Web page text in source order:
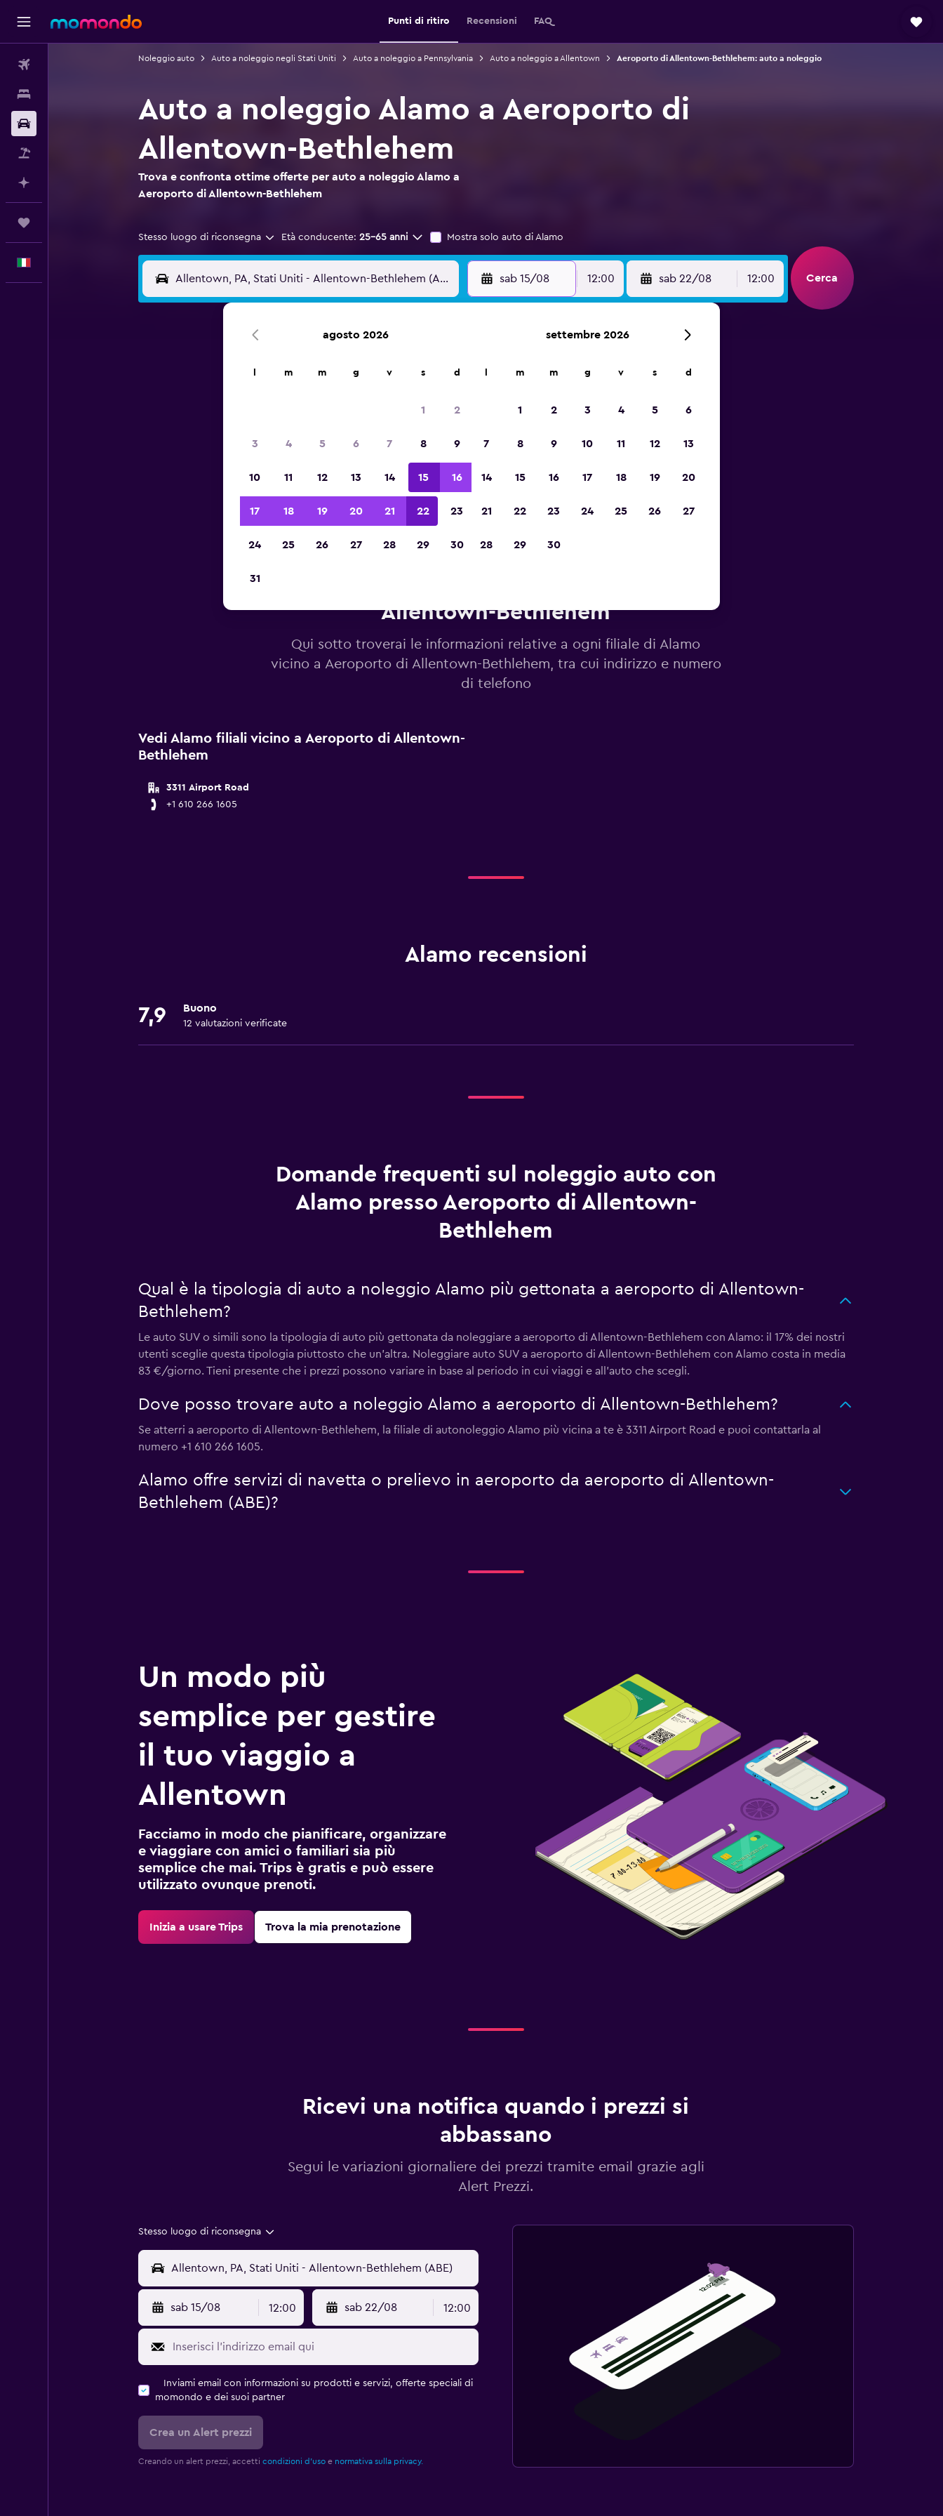
Punti di ritiro Recensioni FAQ
Noleggio auto Auto a noleggio negli Stati Uniti Auto a noleggio a Pennsylvania Auto a noleggio a Allentown Aeroporto di Allentown-Bethlehem: auto a noleggio
Auto a noleggio Alamo a Aeroporto di
Allentown-Bethlehem
Trova e confronta ottime offerte per auto a noleggio Alamo a
Aeroporto di Allentown-Bethlehem
Stesso luogo di riconsegna Età conducente: 25-65 anni Mostra solo auto di Alamo
sab 15/08 12:00 sab 22/08 12:00 Cerca
d'Europa 2023
Allentown-Bethlehem
Qui sotto troverai le informazioni relative a ogni filiale di Alamo
vicino a Aeroporto di Allentown-Bethlehem, tra cui indirizzo e numero
di telefono
Vedi Alamo filiali vicino a Aeroporto di Allentown-
Bethlehem
3311 Airport Road
+1 610 266 1605
Alamo recensioni
7,9 Buono
12 valutazioni verificate
Domande frequenti sul noleggio auto con
Alamo presso Aeroporto di Allentown-
Bethlehem
Qual è la tipologia di auto a noleggio Alamo più gettonata a aeroporto di Allentown-
Bethlehem?
Le auto SUV o simili sono la tipologia di auto più gettonata da noleggiare a aeroporto di Allentown-Bethlehem con Alamo: il 17% dei nostri
utenti sceglie questa tipologia piuttosto che un'altra. Noleggiare auto SUV a aeroporto di Allentown-Bethlehem con Alamo costa in media
83 €/giorno. Tieni presente che i prezzi possono variare in base al periodo in cui viaggi e all'auto che scegli.
Dove posso trovare auto a noleggio Alamo a aeroporto di Allentown-Bethlehem?
Se atterri a aeroporto di Allentown-Bethlehem, la filiale di autonoleggio Alamo più vicina a te è 3311 Airport Road e puoi contattarla al
numero +1 610 266 1605.
Alamo offre servizi di navetta o prelievo in aeroporto da aeroporto di Allentown-
Bethlehem (ABE)?
Un modo più
semplice per gestire
il tuo viaggio a
Allentown
Facciamo in modo che pianificare, organizzare
e viaggiare con amici o familiari sia più
semplice che mai. Trips è gratis e può essere
utilizzato ovunque prenoti.
Inizia a usare Trips Trova la mia prenotazione
Ricevi una notifica quando i prezzi si
abbassano
Segui le variazioni giornaliere dei prezzi tramite email grazie agli
Alert Prezzi.
Stesso luogo di riconsegna
sab 15/08 12:00 sab 22/08 12:00
Inviami email con informazioni su prodotti e servizi, offerte speciali di
momondo e dei suoi partner
Crea un Alert prezzi
Creando un alert prezzi, accetti condizioni d'usoe normativa sulla privacy.
agosto 2026
m m g v s d
1 2
3 4 5 6 7 8 9
10 11 12 13 14 15 16
17 18 19 20 21 22 23
24 25 26 27 28 29 30
31
settembre 2026
m m g v s d
1 2 3 4 5 6
7 8 9 10 11 12 13
14 15 16 17 18 19 20
21 22 23 24 25 26 27
28 29 30